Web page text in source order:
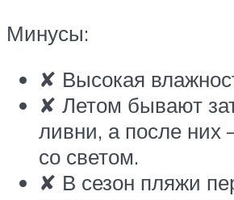
Минусы:
✘ Высокая
✘ Летом бывают
ливни, а после них
со светом.
✘ В сезон пляжи